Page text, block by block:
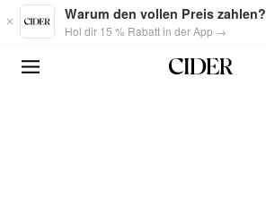
Skip to main content
Warum den vollen Preis zahlen?
Hol dir 15 % Rabatt in der App →